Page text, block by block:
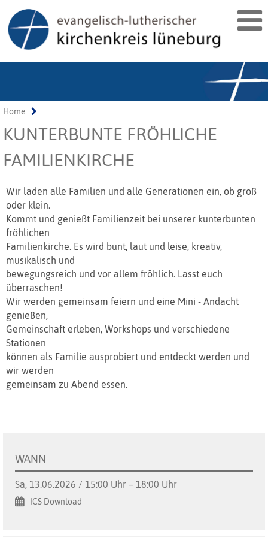
Home
KUNTERBUNTE FRÖHLICHE
FAMILIENKIRCHE
Wir laden alle Familien und alle Generationen ein, ob groß
oder klein.
Kommt und genießt Familienzeit bei unserer kunterbunten
fröhlichen
Familienkirche. Es wird bunt, laut und leise, kreativ,
musikalisch und
bewegungsreich und vor allem fröhlich. Lasst euch
überraschen!
Wir werden gemeinsam feiern und eine Mini - Andacht
genießen,
Gemeinschaft erleben, Workshops und verschiedene
Stationen
können als Familie ausprobiert und entdeckt werden und
wir werden
gemeinsam zu Abend essen.
WANN
Sa, 13.06.2026 / 15:00 Uhr – 18:00 Uhr
ICS Download